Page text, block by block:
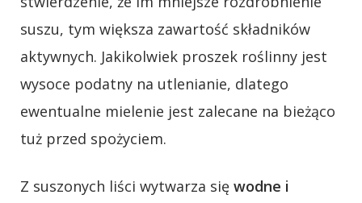
suszu, tym większa zawartość składników
aktywnych. Jakikolwiek proszek roślinny jest
wysoce podatny na utlenianie, dlatego
ewentualne mielenie jest zalecane na bieżąco
tuż przed spożyciem.
Z suszonych liści wytwarza się wodne i